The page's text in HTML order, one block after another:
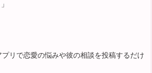
リで恋愛の悩みや彼の相談を投稿するだけ